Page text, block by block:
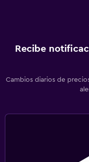
Recibe
Cambios diarios de